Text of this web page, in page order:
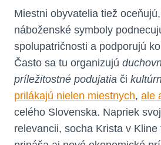
Miestni obyvatelia tiež
náboženské symboly
spolupatričnosti a podporujú
Často sa tu organizujú
príležitostné podujatia či
prilákajú nielen miestnych, ale
celého Slovenska. Napriek
relevancii, socha Krista v Kline